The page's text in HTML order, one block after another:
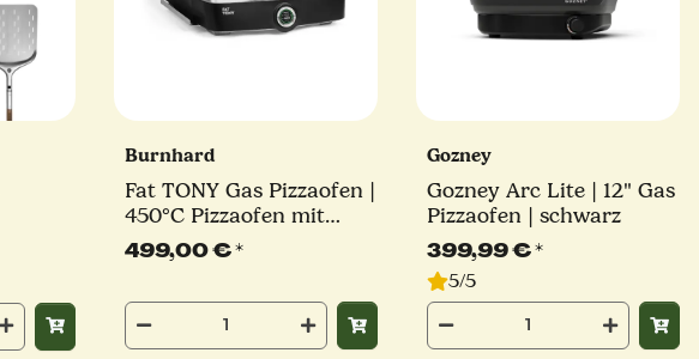
Burnhard
Fat TONY Gas Pizzaofen |
450°C Pizzaofen mit
Dual-
Temperaturmessung | bis
499,00 €*
Gozney
Gozney Arc Lite | 12" Gas
Pizzaofen | schwarz
399,99 €*
5/5